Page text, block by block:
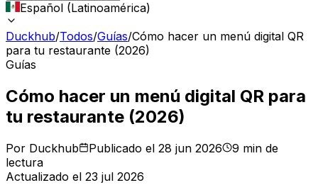
Español (Latinoamérica)
Duckhub/Todos/Guías/Cómo hacer un menú digital QR
para tu restaurante (2026)
Guías
Cómo hacer un menú digital QR para
tu restaurante (2026)
Por Duckhub Publicado el 28 jun 2026
9 min de
lectura
Actualizado el 23 jul 2026